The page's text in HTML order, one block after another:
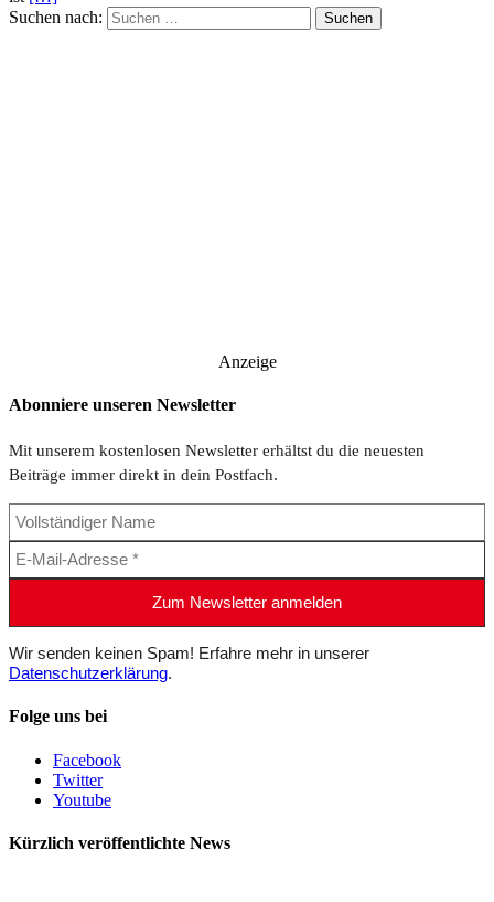
Suchen nach:
Anzeige
Abonniere unseren Newsletter
Mit unserem kostenlosen Newsletter erhältst du die neuesten
Beiträge immer direkt in dein Postfach.
Wir senden keinen Spam! Erfahre mehr in unserer
Datenschutzerklärung.
Folge uns bei
Facebook
Twitter
Youtube
Kürzlich veröffentlichte News